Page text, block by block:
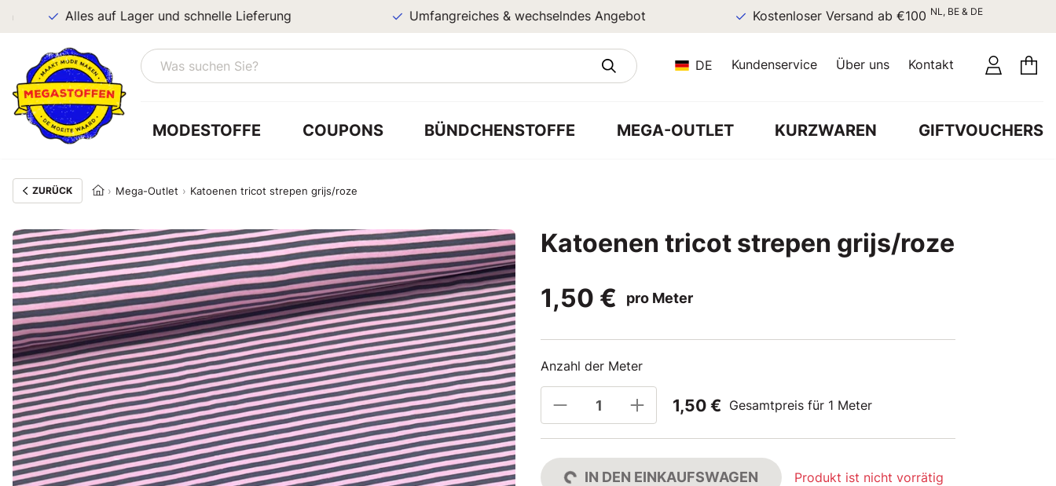
Alles auf Lager und schnelle Lieferung Umfangreiches & wechselndes Angebot Kostenloser Versand ab €100NL, BE & DE
DE Kundenservice Über uns Kontakt
MODESTOFFE COUPONS BÜNDCHENSTOFFE MEGA-OUTLET KURZWAREN GIFTVOUCHERS
ZURÜCK Mega-Outlet Katoenen tricot strepen grijs/roze
Katoenen tricot strepen grijs/roze
1,50 €
pro Meter
Anzahl der Meter
1,50 € Gesamtpreis für 1 Meter
IN DEN EINKAUFSWAGEN Produkt ist nicht vorrätig